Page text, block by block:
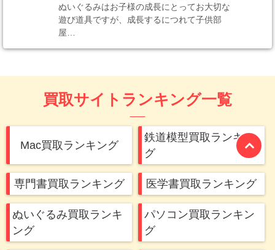
に売りました。 なんとフリマサイトだと、査定
された金額の10倍で売り払うことができました
です！！！
(0.5)
詐欺ですのね気をつけてくださいね！ 新品未使
用品含めて、高価ブランド（SK-II、ポーラba、
資生堂）等15点ほど査定してもらいましたが、
全て驚くほど低い金額に、、、。 さきにこちら
の口コミ見ておけばよかったです。 あまりに低
ぬいぐるみはお子様の成長にとってお大切な
遊び道具ですが、成長するにつれて子供部
屋…
買取サイトランキング一覧
Mac買取ランキング
鉄道模型買取ランキン
グ
専門書買取ランキング 医学書買取ランキング
ぬいぐるみ買取ランキ
ング
パソコン買取ランキン
グ